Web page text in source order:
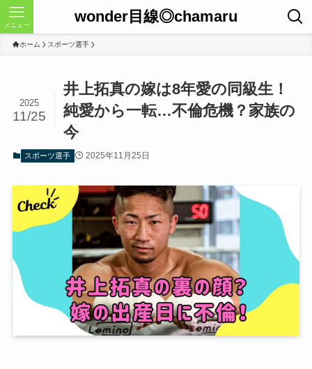
wonder目線◎chamaru
メニュー
ホーム スポーツ選手
井上拓真の嫁は8年愛の同級生！
純愛から一転…不倫危機？家族の
今
2025
11/25
スポーツ選手 2025年11月25日